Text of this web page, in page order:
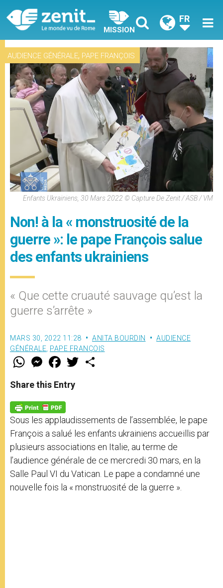
MISSION
FR
AUDIENCE GÉNÉRALE, PAPE FRANÇOIS
Enfants Ukrainiens, 30 Mars 2022 © Capture De Zenit / ASB / VM
Non! à la « monstruosité de la
guerre »: le pape François salue
des enfants ukrainiens
« Que cette cruauté sauvage qu’est la
guerre s’arrête »
MARS 30, 2022 11:28 ANITA BOURDIN
AUDIENCE
GÉNÉRALE PAPE FRANÇOIS
W
t
s
p
p
M
e
s
e
g
e
r
F
a
e
b
o
k
w
Share this Entry
Sous les applaudissements de l’assemblée, le pape
François a salué les enfants ukrainiens accueillis par
plusieurs associations en Italie, au terme de
l’audience générale de ce mercredi 30 mars, en la
Salle Paul VI du Vatican. Le pape a condamné une
nouvelle fois la « monstruosité de la guerre ».